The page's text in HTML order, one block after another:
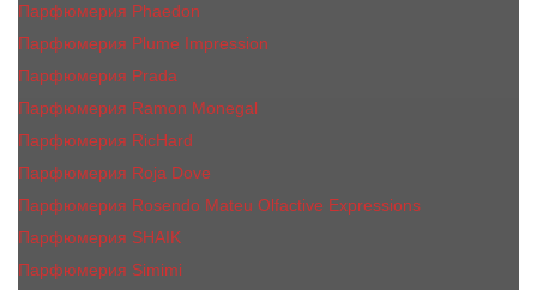
Парфюмерия Phaedon
Парфюмерия Plume Impression
Парфюмерия Prada
Парфюмерия Ramon Monegal
Парфюмерия RicHard
Парфюмерия Roja Dove
Парфюмерия Rosendo Mateu Olfactive Expressions
Парфюмерия SHAIK
Парфюмерия Simimi